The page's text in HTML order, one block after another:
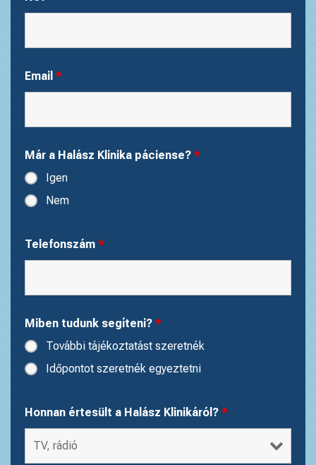
Email *
Már a Halász Klinika páciense? *
Igen
Nem
Telefonszám *
Miben tudunk segíteni? *
További tájékoztatást szeretnék
Időpontot szeretnék egyeztetni
Honnan értesült a Halász Klinikáról? *